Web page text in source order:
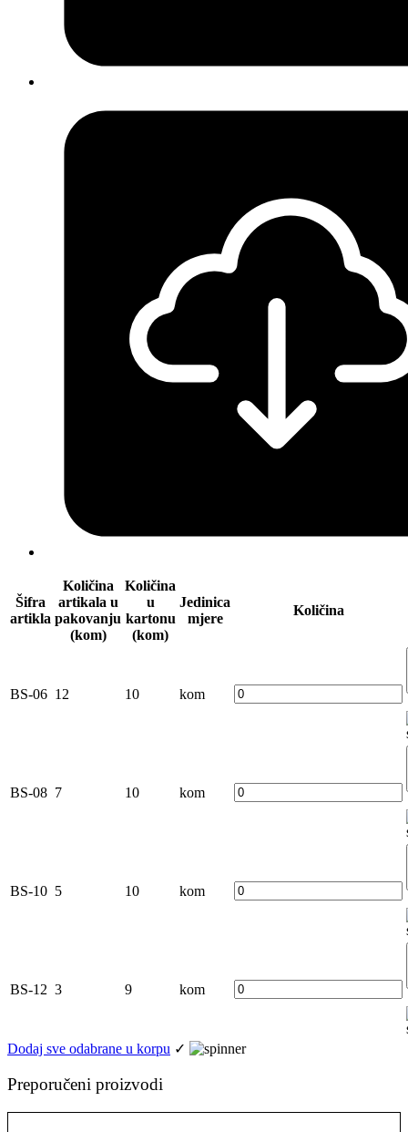
Šifra
artikla
Količina
artikala u
pakovanju
(kom)
Količina
u
kartonu
(kom)
Jedinica
mjere
Količina
BS-06 12 10 kom
BS-08 7 10 kom
BS-10 5 10 kom
BS-12 3 9 kom
Dodaj sve odabrane u korpu ✓
Preporučeni proizvodi